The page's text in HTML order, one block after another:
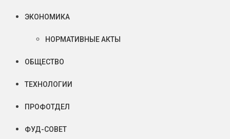
ЭКОНОМИКА
НОРМАТИВНЫЕ АКТЫ
ОБЩЕСТВО
ТЕХНОЛОГИИ
ПРОФОТДЕЛ
ФУД-СОВЕТ